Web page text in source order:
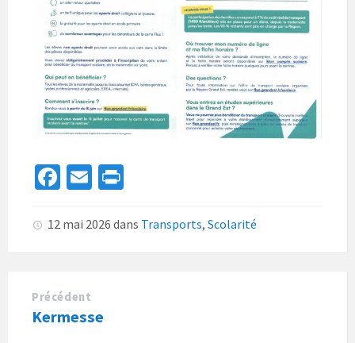
Fa
b
o
k
E
ai
l
t
12 mai 2026 dans Transports, Scolarité
Précédent
Kermesse